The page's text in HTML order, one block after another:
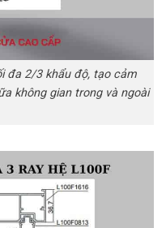
đa 2/3 khẩu độ, tạo cảm
không gian trong và ngoài